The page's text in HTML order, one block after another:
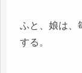
ふと、娘は、
する。